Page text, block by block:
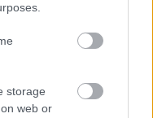
storage
web or